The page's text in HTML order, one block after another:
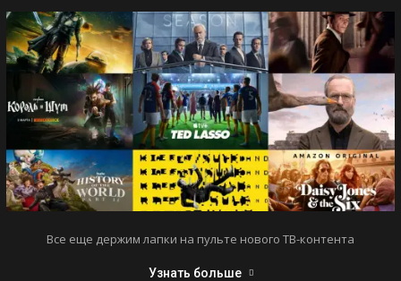
Все еще держим лапки на пульте нового ТВ-контента
Узнать больше